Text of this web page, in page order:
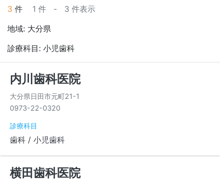
3 件
1 件 - 3 件表示
地域: 大分県
診療科目: 小児歯科
内川歯科医院
大分県日田市元町21-1
0973-22-0320
診療科目
歯科 / 小児歯科
横田歯科医院